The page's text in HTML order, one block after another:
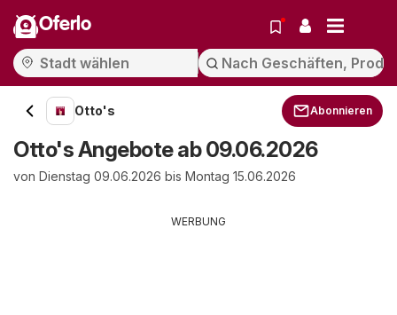
Oferlo
Otto's Abonnieren
Otto's Angebote ab 09.06.2026
von Dienstag 09.06.2026 bis Montag 15.06.2026
WERBUNG